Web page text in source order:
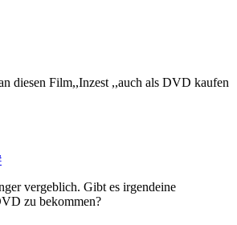
diesen Film,,Inzest ,,auch als DVD kaufen
vergeblich. Gibt es irgendeine
zu bekommen?